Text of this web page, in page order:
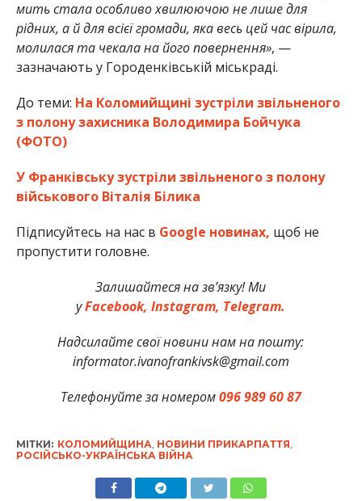
мить стала особливо хвилюючою не лише для
рідних, а й для всієї громади, яка весь цей час вірила,
молилася та чекала на його повернення», —
зазначають у Городенківській міськраді.
До теми: На Коломийщині зустріли звільненого
з полону захисника Володимира Бойчука
(ФОТО)
У Франківську зустріли звільненого з полону
військового Віталія Білика
Підписуйтесь на нас в Google новинах, щоб не
пропустити головне.
Залишайтеся на зв’язку! Ми
уFacebook, Instagram, Telegram.
Надсилайте свої новини нам на пошту:
informator.ivanofrankivsk@gmail.com
Телефонуйте за номером096 989 60 87
МІТКИ: КОЛОМИЙЩИНА НОВИНИ ПРИКАРПАТТЯ
РОСІЙСЬКО-УКРАЇНСЬКА ВІЙНА